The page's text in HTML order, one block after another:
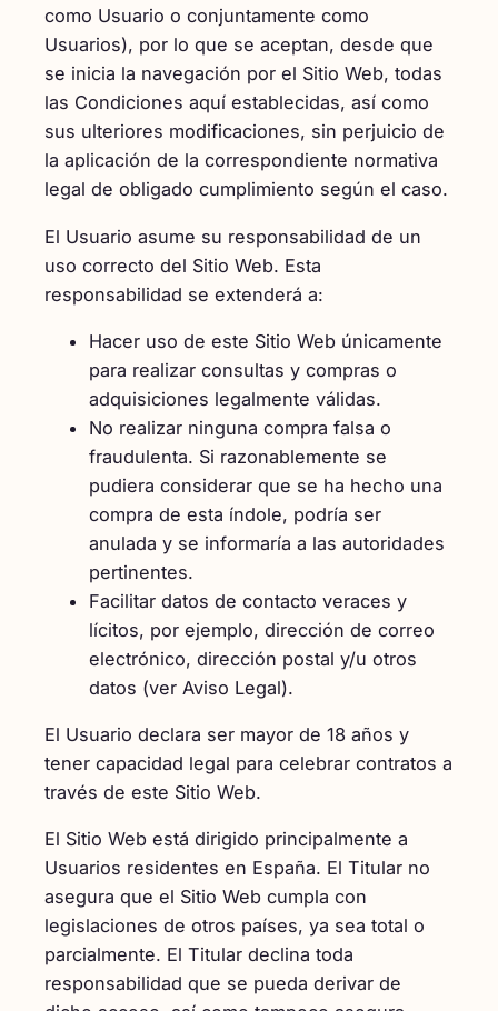
como Usuario o conjuntamente como
Usuarios), por lo que se aceptan, desde que
se inicia la navegación por el Sitio Web, todas
las Condiciones aquí establecidas, así como
sus ulteriores modificaciones, sin perjuicio de
la aplicación de la correspondiente normativa
legal de obligado cumplimiento según el caso.
El Usuario asume su responsabilidad de un
uso correcto del Sitio Web. Esta
responsabilidad se extenderá a:
Hacer uso de este Sitio Web únicamente
para realizar consultas y compras o
adquisiciones legalmente válidas.
No realizar ninguna compra falsa o
fraudulenta. Si razonablemente se
pudiera considerar que se ha hecho una
compra de esta índole, podría ser
anulada y se informaría a las autoridades
pertinentes.
Facilitar datos de contacto veraces y
lícitos, por ejemplo, dirección de correo
electrónico, dirección postal y/u otros
datos (ver Aviso Legal).
El Usuario declara ser mayor de 18 años y
tener capacidad legal para celebrar contratos a
través de este Sitio Web.
El Sitio Web está dirigido principalmente a
Usuarios residentes en España. El Titular no
asegura que el Sitio Web cumpla con
legislaciones de otros países, ya sea total o
parcialmente. El Titular declina toda
responsabilidad que se pueda derivar de